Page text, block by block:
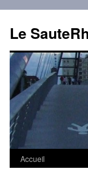
contenu
Le
Accueil